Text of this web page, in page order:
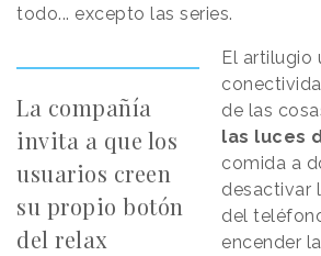
todo... excepto las series.
La compañía
invita a que los
usuarios creen
su propio botón
del relax
El artilugio
de las
las luces
comida a
desactivar
del
encender